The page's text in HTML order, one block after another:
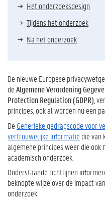
Het onderzoeksdesign
Tijdens het onderzoek
Na het onderzoek
De nieuwe Europese
deAlgemene Verordening
Protection Regulation (GDPR) ,
principes, ook al worden nu een
De Generieke gedragscode voor
vertrouwelijke informatie die van
algemene principes weer die
academisch onderzoek.
Onderstaande richtlijnen
beknopte wijze over de impact
onderzoek.